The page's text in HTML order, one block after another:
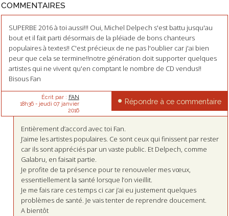
COMMENTAIRES
SUPERBE 2016 à toi aussi!!! Oui, Michel Delpech s'est battu jusqu'au
bout et il fait parti désormais de la pléiade de bons chanteurs
populaires à textes!! C'est précieux de ne pas l'oublier car j'ai bien
peur que cela se termine!!notre génération doit supporter quelques
artistes qui ne vivent qu'en comptant le nombre de CD vendus!!
Bisous Fan
Écrit par : FAN
18h36- jeudi 07 janvier
2016
Répondre à ce commentaire
Entièrement d’accord avec toi Fan.
J’aime les artistes populaires. Ce sont ceux qui finissent par rester
car ils sont appréciés par un vaste public. Et Delpech, comme
Galabru, en faisait partie.
Je profite de ta présence pour te renouveler mes vœux,
essentiellement la santé lorsque l’on vieillit.
Je me fais rare ces temps ci car j’ai eu justement quelques
problèmes de santé. Je vais tenter de reprendre doucement.
A bientôt